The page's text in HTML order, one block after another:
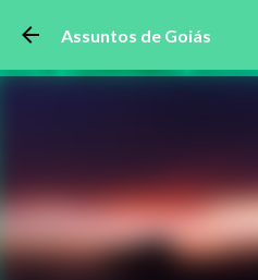
Pular para o
Assuntos de Goiás